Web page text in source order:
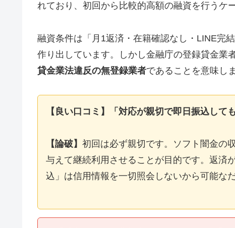
れており、初回から比較的高額の融資を行うケ
融資条件は「月1返済・在籍確認なし・LINE完
作り出しています。しかし金融庁の登録貸金業
貸金業法違反の無登録業者であることを意味しま
【良い口コミ】「対応が親切で即日振込して
【論破】 初回は必ず親切です。ソフト闇金の
与えて継続利用させることが目的です。返済
込」は信用情報を一切照会しないから可能な